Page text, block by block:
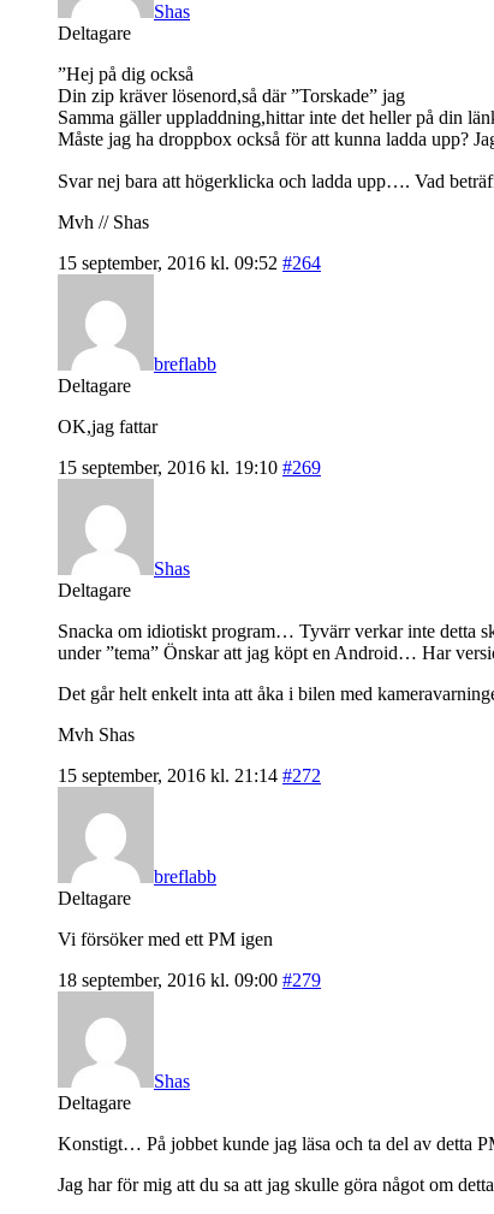
Shas
Deltagare
”Hej på dig också
Din zip kräver lösenord,så där ”Torskade” jag
Samma gäller uppladdning,hittar inte det heller på din
Måste jag ha droppbox också för att kunna ladda upp?
Svar nej bara att högerklicka och ladda upp…. Vad
Mvh // Shas
15 september, 2016 kl. 09:52 #264
breflabb
Deltagare
OK,jag fattar
15 september, 2016 kl. 19:10 #269
Shas
Deltagare
Snacka om idiotiskt program… Tyvärr verkar inte detta
under ”tema” Önskar att jag köpt en Android… Har
Det går helt enkelt inta att åka i bilen med
Mvh Shas
15 september, 2016 kl. 21:14 #272
breflabb
Deltagare
Vi försöker med ett PM igen
18 september, 2016 kl. 09:00 #279
Shas
Deltagare
Konstigt… På jobbet kunde jag läsa och ta del av detta
Jag har för mig att du sa att jag skulle göra något om